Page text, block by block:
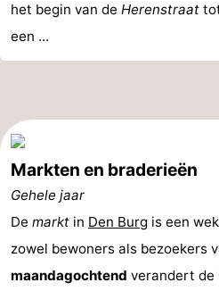
uitkijkpunten
Overnachten
Appartementen
Bosch
en
Zee
-
De
Vlijt
-
Hoeve
Holland
-
Land
het begin van de Herenstraat
een ...
Markten en braderieën
Gehele jaar
De markt in Den Burg is een
zowel bewoners als bezoekers
maandagochtend verandert de